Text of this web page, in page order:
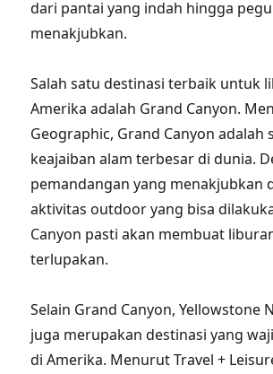
dari pantai yang indah hingga
menakjubkan.
Salah satu destinasi terbaik untuk
Amerika adalah Grand Canyon.
Geographic, Grand Canyon adalah
keajaiban alam terbesar di dunia.
pemandangan yang menakjubkan
aktivitas outdoor yang bisa
Canyon pasti akan membuat
terlupakan.
Selain Grand Canyon, Yellowstone
juga merupakan destinasi yang
di Amerika. Menurut Travel +